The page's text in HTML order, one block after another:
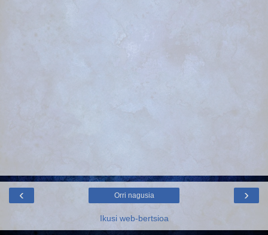
‹ ›
Orri nagusia
Ikusi web-bertsioa